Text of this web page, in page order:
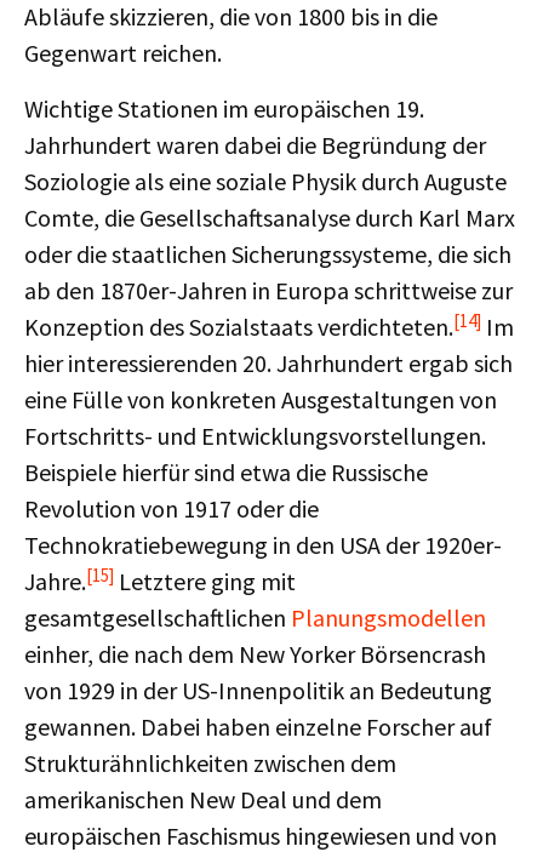
Abläufe skizzieren, die von 1800 bis in die
Gegenwart reichen.
Wichtige Stationen im europäischen 19.
Jahrhundert waren dabei die Begründung der
Soziologie als eine soziale Physik durch Auguste
Comte, die Gesellschaftsanalyse durch Karl Marx
oder die staatlichen Sicherungssysteme, die sich
ab den 1870er-Jahren in Europa schrittweise zur
Konzeption des Sozialstaats verdichteten.[14] Im
hier interessierenden 20. Jahrhundert ergab sich
eine Fülle von konkreten Ausgestaltungen von
Fortschritts- und Entwicklungsvorstellungen.
Beispiele hierfür sind etwa die Russische
Revolution von 1917 oder die
Technokratiebewegung in den USA der 1920er-
Jahre.[15] Letztere ging mit
gesamtgesellschaftlichen Planungsmodellen
einher, die nach dem New Yorker Börsencrash
von 1929 in der US-Innenpolitik an Bedeutung
gewannen. Dabei haben einzelne Forscher auf
Strukturähnlichkeiten zwischen dem
amerikanischen New Deal und dem
europäischen Faschismus hingewiesen und von